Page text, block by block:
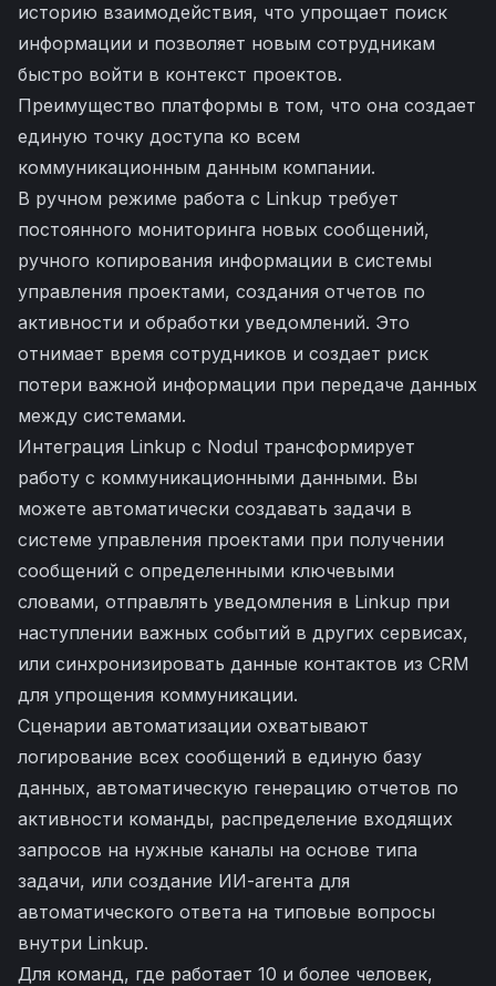
историю взаимодействия, что упрощает поиск
информации и позволяет новым сотрудникам
быстро войти в контекст проектов.
Преимущество платформы в том, что она создает
единую точку доступа ко всем
коммуникационным данным компании.
В ручном режиме работа с Linkup требует
постоянного мониторинга новых сообщений,
ручного копирования информации в системы
управления проектами, создания отчетов по
активности и обработки уведомлений. Это
отнимает время сотрудников и создает риск
потери важной информации при передаче данных
между системами.
Интеграция Linkup с Nodul трансформирует
работу с коммуникационными данными. Вы
можете автоматически создавать задачи в
системе управления проектами при получении
сообщений с определенными ключевыми
словами, отправлять уведомления в Linkup при
наступлении важных событий в других сервисах,
или синхронизировать данные контактов из CRM
для упрощения коммуникации.
Сценарии автоматизации охватывают
логирование всех сообщений в единую базу
данных, автоматическую генерацию отчетов по
активности команды, распределение входящих
запросов на нужные каналы на основе типа
задачи, или создание ИИ-агента для
автоматического ответа на типовые вопросы
внутри Linkup.
Для команд, где работает 10 и более человек,